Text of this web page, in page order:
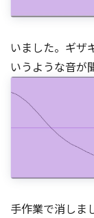
いました。ギザ
いうような音が
手作業で消しま